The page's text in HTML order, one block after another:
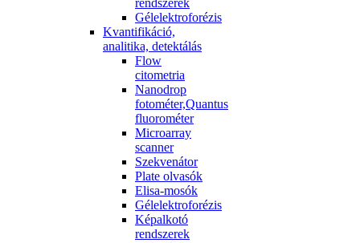
Gélelektroforézis
Kvantifikáció,
analitika, detektálás
Flow
citometria
Nanodrop
fotométer,Quantus
fluorométer
Microarray
scanner
Szekvenátor
Plate olvasók
Elisa-mosók
Gélelektroforézis
Képalkotó
rendszerek